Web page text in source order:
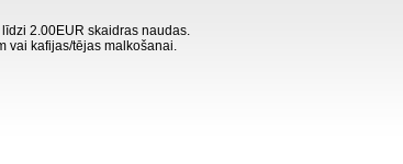
2.00EUR skaidras naudas.
vai kafijas/tējas malkošanai.